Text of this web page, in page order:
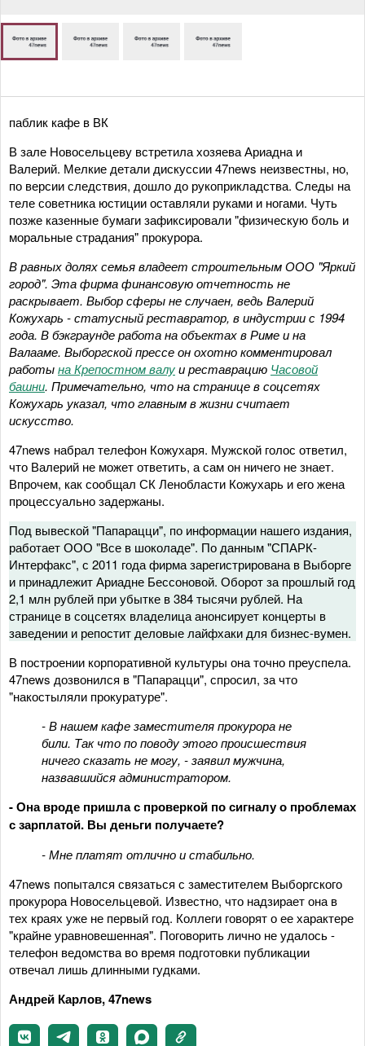
паблик кафе в ВК
В зале Новосельцеву встретила хозяева Ариадна и
Валерий. Мелкие детали дискуссии 47news неизвестны, но,
по версии следствия, дошло до рукоприкладства. Следы на
теле советника юстиции оставляли руками и ногами. Чуть
позже казенные бумаги зафиксировали "физическую боль и
моральные страдания" прокурора.
В равных долях семья владеет строительным ООО "Яркий
город". Эта фирма финансовую отчетность не
раскрывает. Выбор сферы не случаен, ведь Валерий
Кожухарь - статусный реставратор, в индустрии с 1994
года. В бэкграунде работа на объектах в Риме и на
Валааме. Выборгской прессе он охотно комментировал
работына Крепостном валуи реставрацию Часовой
башни. Примечательно, что на странице в соцсетях
Кожухарь указал, что главным в жизни считает
искусство.
47news набрал телефон Кожухаря. Мужской голос ответил,
что Валерий не может ответить, а сам он ничего не знает.
Впрочем, как сообщал СК Ленобласти Кожухарь и его жена
процессуально задержаны.
Под вывеской "Папарацци", по информации нашего издания,
работает ООО "Все в шоколаде". По данным "СПАРК-
Интерфакс", с 2011 года фирма зарегистрирована в Выборге
и принадлежит Ариадне Бессоновой. Оборот за прошлый год
2,1 млн рублей при убытке в 384 тысячи рублей. На
странице в соцсетях владелица анонсирует концерты в
заведении и репостит деловые лайфхаки для бизнес-вумен.
В построении корпоративной культуры она точно преуспела.
47news дозвонился в "Папарацци", спросил, за что
"накостыляли прокуратуре".
- В нашем кафе заместителя прокурора не
били. Так что по поводу этого происшествия
ничего сказать не могу, - заявил мужчина,
назвавшийся администратором.
- Она вроде пришла с проверкой по сигналу о проблемах
с зарплатой. Вы деньги получаете?
- Мне платят отлично и стабильно.
47news попытался связаться с заместителем Выборгского
прокурора Новосельцевой. Известно, что надзирает она в
тех краях уже не первый год. Коллеги говорят о ее характере
"крайне уравновешенная". Поговорить лично не удалось -
телефон ведомства во время подготовки публикации
отвечал лишь длинными гудками.
Андрей Карлов, 47news